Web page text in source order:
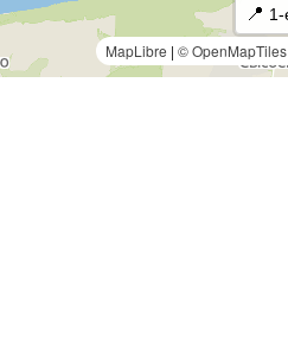
MapLibre | © OpenMapTiles
📍